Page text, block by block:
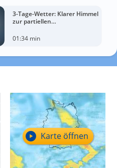
3-Tage-Wetter: Klarer Himmel
zur partiellen
Mittwoch?
01:34 min
Karte öffnen